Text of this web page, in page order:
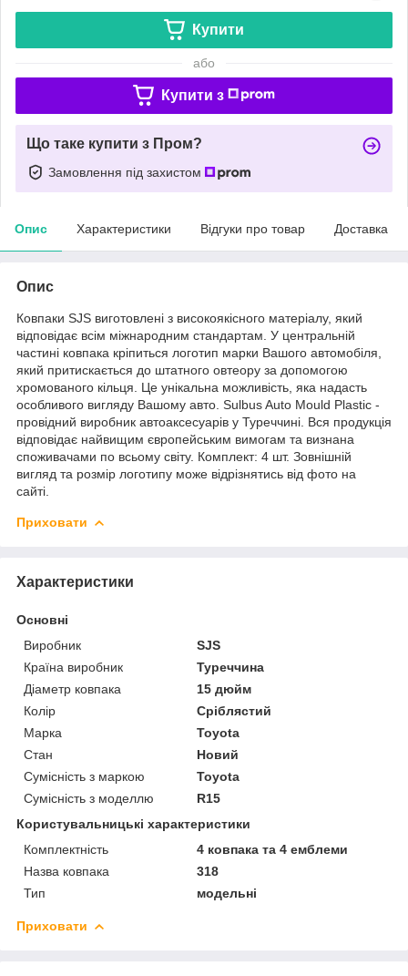
Купити
або
Купити з
Що таке купити з Пром?
Замовлення під захистом
Опис Характеристики Відгуки про товар Доставка
Опис
Ковпаки SJS виготовлені з високоякісного матеріалу, який
відповідає всім міжнародним стандартам. У центральній
частині ковпака кріпиться логотип марки Вашого автомобіля,
який притискається до штатного овтеору за допомогою
хромованого кільця. Це унікальна можливість, яка надасть
особливого вигляду Вашому авто. Sulbus Auto Mould Plastic -
провідний виробник автоаксесуарів у Туреччині. Вся продукція
відповідає найвищим європейським вимогам та визнана
споживачами по всьому світу. Комплект: 4 шт. Зовнішній
вигляд та розмір логотипу може відрізнятись від фото на
сайті.
Приховати
Характеристики
Основні
Виробник
SJS
Країна виробник
Туреччина
Діаметр ковпака
15 дюйм
Колір
Сріблястий
Марка
Toyota
Стан
Новий
Сумісність з маркою
Toyota
Сумісність з моделлю
R15
Користувальницькі характеристики
Комплектність
4 ковпака та 4 емблеми
Назва ковпака
318
Тип
модельні
Приховати